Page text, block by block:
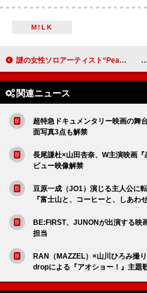
M!LK
謎の女性ソロアーティスト“Peach Nap”、EP『Two Peaches』より「脱優柔不断」リリックビデオ公開
関連ニュース
超特急ドキュメンタリー映画の舞
面写真3点も解禁
長尾謙杜×山田杏奈、W主演映画
ビュー映像解禁
豆原一成（JO1）演じる主人公に
『富士山と、コーヒーと、しあわ
BE:FIRST、JUNONが出演する映
担当
RAN（MAZZEL）×山川ひろみ撮
dropによる『アオショー！』主題